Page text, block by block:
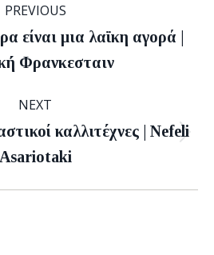
PREVIOUS
Previous
post:
είναι μια λαϊκη αγορά |
Φρανκεσταιν
NEXT
Next
post:
καλλιτέχνες | Nefeli
Asariotaki